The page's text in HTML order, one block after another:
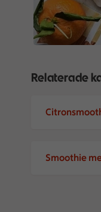
Relaterade
Smoothie